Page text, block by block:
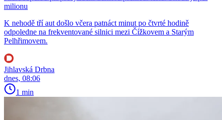
milionu
K nehodě tří aut došlo včera patnáct minut po čtvrté hodině
odpoledne na frekventované silnici mezi Čížkovem a Starým
Pelhřimovem.
Jihlavská Drbna
dnes, 08:06
1 min